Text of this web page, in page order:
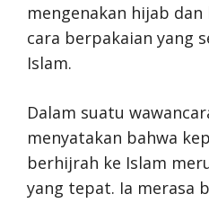
mengenakan hijab
cara berpakaian yang
Islam.
Dalam suatu
menyatakan bahwa
berhijrah ke Islam
yang tepat. Ia merasa